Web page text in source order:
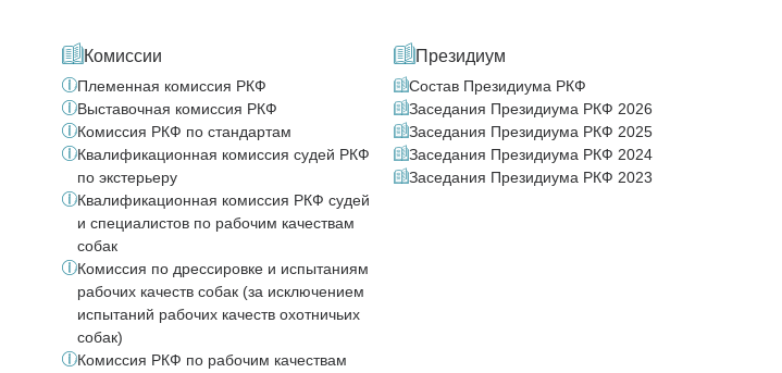
Комиссии
Племенная комиссия РКФ
Выставочная комиссия РКФ
Комиссия РКФ по стандартам
Квалификационная комиссия судей РКФ
по экстерьеру
Квалификационная комиссия РКФ судей
и специалистов по рабочим качествам
собак
Комиссия по дрессировке и испытаниям
рабочих качеств собак (за исключением
испытаний рабочих качеств охотничьих
собак)
Комиссия РКФ по рабочим качествам
Президиум
Состав Президиума РКФ
Заседания Президиума РКФ 2026
Заседания Президиума РКФ 2025
Заседания Президиума РКФ 2024
Заседания Президиума РКФ 2023